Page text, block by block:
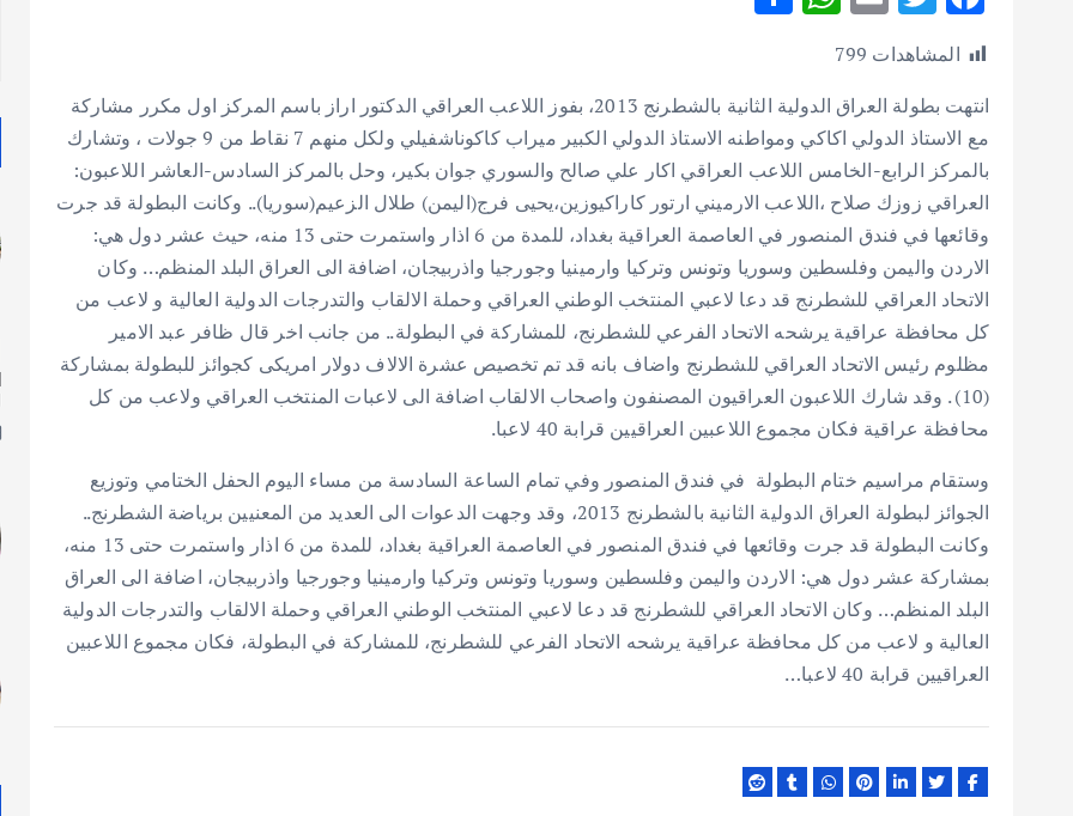
ac
e
b
o
o
k
w
it
te
r
ai
l
s
A
p
p
e
المشاهدات 799
انتهت بطولة العراق الدولية الثانية بالشطرنج 2013، بفوز اللاعب العراقي الدكتور اراز باسم المركز اول مكرر مشاركة
مع الاستاذ الدولي اكاكي ومواطنه الاستاذ الدولي الكبير ميراب كاكوناشفيلي ولكل منهم 7 نقاط من 9 جولات ، وتشارك
بالمركز الرابع-الخامس اللاعب العراقي اكار علي صالح والسوري جوان بكير، وحل بالمركز السادس-العاشر اللاعبون:
العراقي زوزك صلاح ،اللاعب الارميني ارتور كاراكيوزين،يحيى فرج(اليمن) طلال الزعيم(سوريا).. وكانت البطولة قد جرت
وقائعها في فندق المنصور في العاصمة العراقية بغداد، للمدة من 6 اذار واستمرت حتى 13 منه، حيث عشر دول هي:
الاردن واليمن وفلسطين وسوريا وتونس وتركيا وارمينيا وجورجيا واذربيجان، اضافة الى العراق البلد المنظم… وكان
الاتحاد العراقي للشطرنج قد دعا لاعبي المنتخب الوطني العراقي وحملة الالقاب والتدرجات الدولية العالية و لاعب من
كل محافظة عراقية يرشحه الاتحاد الفرعي للشطرنج، للمشاركة في البطولة.. من جانب اخر قال ظافر عبد الامير
مظلوم رئيس الاتحاد العراقي للشطرنج واضاف بانه قد تم تخصيص عشرة الالاف دولار امريكى كجوائز للبطولة بمشاركة
(10) . وقد شارك اللاعبون العراقيون المصنفون واصحاب الالقاب اضافة الى لاعبات المنتخب العراقي ولاعب من كل
محافظة عراقية فكان مجموع اللاعبين العراقيين قرابة 40 لاعبا.
وستقام مراسيم ختام البطولة في فندق المنصور وفي تمام الساعة السادسة من مساء اليوم الحفل الختامي وتوزيع
الجوائز لبطولة العراق الدولية الثانية بالشطرنج 2013، وقد وجهت الدعوات الى العديد من المعنيين برياضة الشطرنج..
وكانت البطولة قد جرت وقائعها في فندق المنصور في العاصمة العراقية بغداد، للمدة من 6 اذار واستمرت حتى 13 منه،
بمشاركة عشر دول هي: الاردن واليمن وفلسطين وسوريا وتونس وتركيا وارمينيا وجورجيا واذربيجان، اضافة الى العراق
البلد المنظم… وكان الاتحاد العراقي للشطرنج قد دعا لاعبي المنتخب الوطني العراقي وحملة الالقاب والتدرجات الدولية
العالية و لاعب من كل محافظة عراقية يرشحه الاتحاد الفرعي للشطرنج، للمشاركة في البطولة، فكان مجموع اللاعبين
العراقيين قرابة 40 لاعبا…